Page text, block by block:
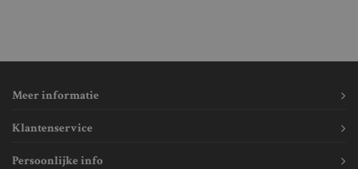
Meer informatie
Klantenservice
Persoonlijke info